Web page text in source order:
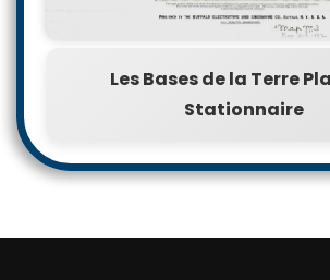
Les Bases de la Terre
Stationnaire